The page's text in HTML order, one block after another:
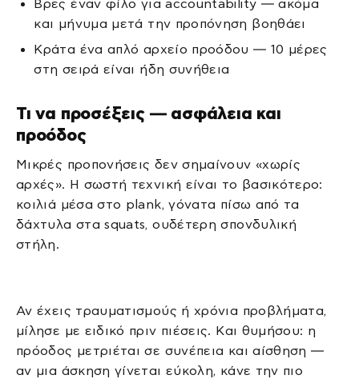
Βρες έναν φίλο για accountability — ακόμα
και μήνυμα μετά την προπόνηση βοηθάει
Κράτα ένα απλό αρχείο προόδου — 10 μέρες
στη σειρά είναι ήδη συνήθεια
Τι να προσέξεις — ασφάλεια και
προόδος
Μικρές προπονήσεις δεν σημαίνουν «χωρίς
αρχές». Η σωστή τεχνική είναι το βασικότερο:
κοιλιά μέσα στο plank, γόνατα πίσω από τα
δάχτυλα στα squats, ουδέτερη σπονδυλική
στήλη.
Αν έχεις τραυματισμούς ή χρόνια προβλήματα,
μίλησε με ειδικό πριν πιέσεις. Και θυμήσου: η
πρόοδος μετριέται σε συνέπεια και αίσθηση —
αν μια άσκηση γίνεται εύκολη, κάνε την πιο